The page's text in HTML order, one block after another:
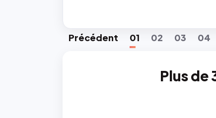
Précédent 01 02 03 04
Plus de